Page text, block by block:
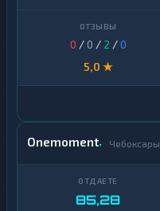
0 / 0 / 2 /0
5,0 ★
Onemoment Чебоксары
85,28